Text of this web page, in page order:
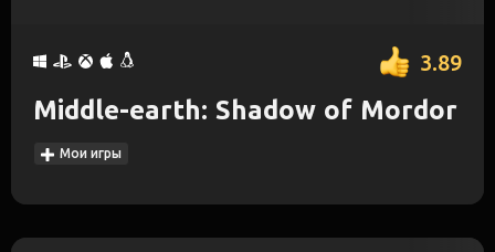
3.89
Middle-earth: Shadow of Mordor
Мои игры